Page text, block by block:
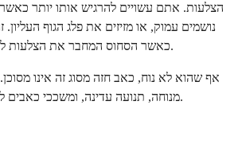
הצלעות. אתם עשויים להרגיש אותו יותר
נושמים עמוק, או מזיזים את פלג הגוף העליון.
כאשר הסחוס המחבר את הצלעות לעצם החזה הופך לדלקתי.
אף שהוא לא נוח, כאב חזה מסוג זה אינו
מנוחה, תנועה עדינה, ומשככי כאבים ללא מרשם במידת הצורך.